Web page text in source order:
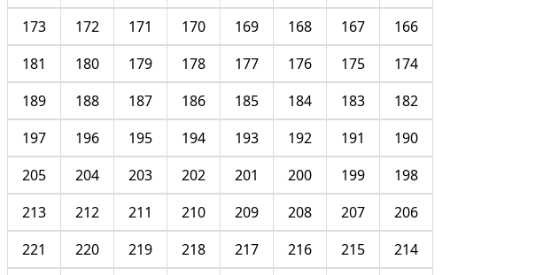
166
167
168
169
170
171
172
173
174
175
176
177
178
179
180
181
182
183
184
185
186
187
188
189
190
191
192
193
194
195
196
197
198
199
200
201
202
203
204
205
206
207
208
209
210
211
212
213
214
215
216
217
218
219
220
221